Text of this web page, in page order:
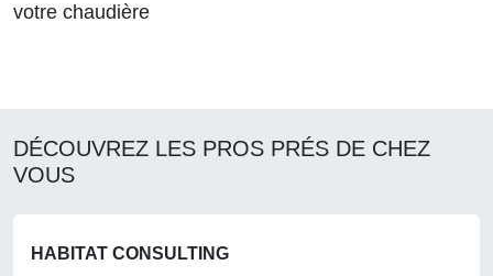
votre chaudière
DÉCOUVREZ LES PROS PRÉS DE CHEZ
VOUS
HABITAT CONSULTING